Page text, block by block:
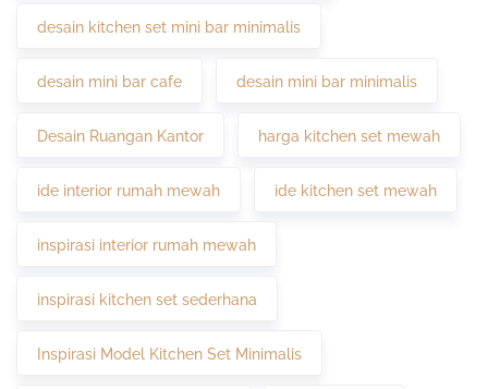
desain kitchen set mini bar minimalis
desain mini bar cafe desain mini bar minimalis
Desain Ruangan Kantor harga kitchen set mewah
ide interior rumah mewah ide kitchen set mewah
inspirasi interior rumah mewah
inspirasi kitchen set sederhana
Inspirasi Model Kitchen Set Minimalis